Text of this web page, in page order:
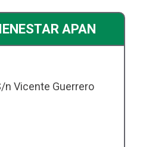
APAN
n Vicente Guerrero